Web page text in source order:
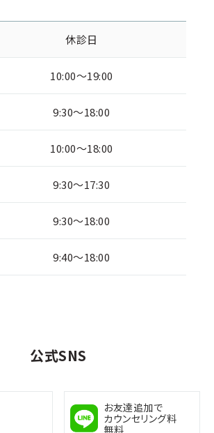
休診日
10:00～19:00
9:30～18:00
10:00～18:00
9:30～17:30
9:30～18:00
9:40～18:00
公式SNS
お友達追加で
カウンセリング料
無料